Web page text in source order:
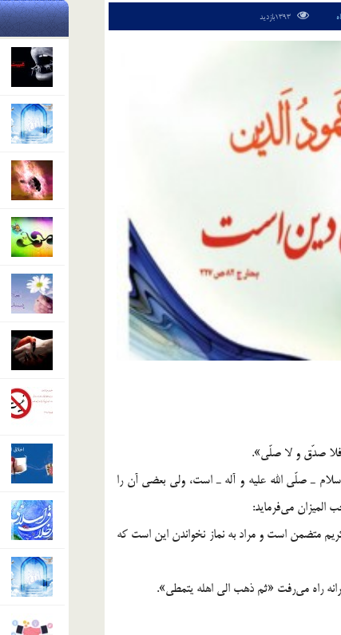
«فلا صدّق و لا صلّي».
ـ صلّي الله عليه و آله ـ است، ولي بعضي آن را
متضمن است و مراد به نماز نخواندن اين است كه
راه مي‌رفت «ثم ذهب الي اهله يتمطي».